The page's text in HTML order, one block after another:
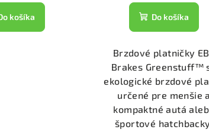
košíka Do košíka
Brzdové platničky
Brakes Greenstuff™
ekologické brzdové
určené pre menšie a
kompaktné autá
športové